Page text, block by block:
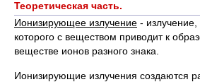
Теоретическая часть.
Ионизирующее излучение -
которого с веществом приводит к
веществе ионов разного знака.
Ионизирующие излучения создаются